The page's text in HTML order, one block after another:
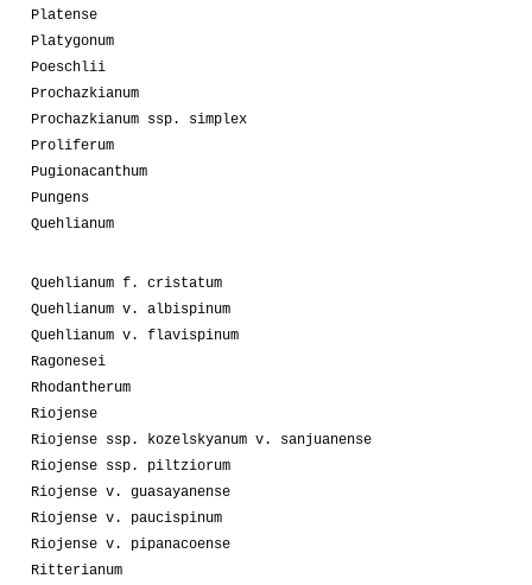
Platense
Platygonum
Poeschlii
Prochazkianum
Prochazkianum ssp. simplex
Proliferum
Pugionacanthum
Pungens
Quehlianum
Quehlianum f. cristatum
Quehlianum v. albispinum
Quehlianum v. flavispinum
Ragonesei
Rhodantherum
Riojense
Riojense ssp. kozelskyanum v. sanjuanense
Riojense ssp. piltziorum
Riojense v. guasayanense
Riojense v. paucispinum
Riojense v. pipanacoense
Ritterianum